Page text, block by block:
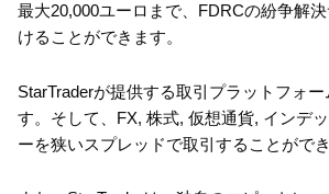
最大20,000ユーロまで、FDRCの紛争解
けることができます。
StarTraderが提供する取引プラットフォ
す。そして、FX, 株式, 仮想通貨, インデ
ーを狭いスプレッドで取引することができ